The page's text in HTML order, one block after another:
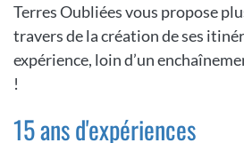
Terres Oubliées vous propose
travers de la création de ses
expérience, loin d’un
!
15 ans d'expériences